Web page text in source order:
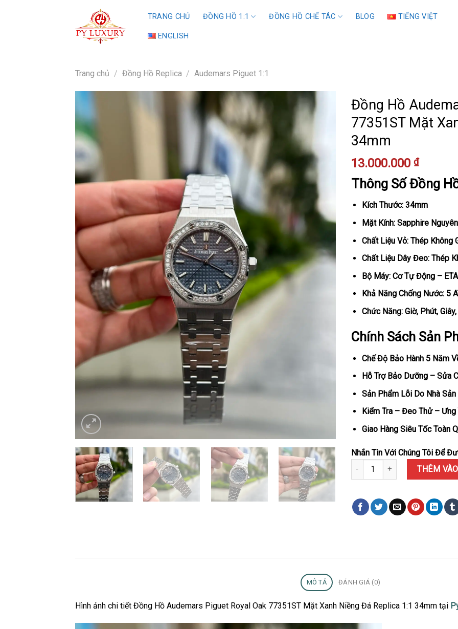
TRANG CHỦ ĐỒNG HỒ 1:1 ĐỒNG HỒ CHẾ TÁC BLOG TIẾNG VIỆT
ENGLISH
Trang chủ / Đồng Hồ Replica / Audemars Piguet 1:1
Đồng Hồ
77351ST Mặt
34mm
13.000.000 ₫
Thông Số Đồng
Kích Thước: 34mm
Mặt Kính: Sapphire
Chất Liệu Vỏ: Thép Không
Chất Liệu Dây Đeo: Thép
Bộ Máy: Cơ Tự Động –
Khả Năng Chống Nước: 5
Chức Năng: Giờ, Phút,
Chính Sách Sản
Chế Độ Bảo Hành 5 Năm
Hỗ Trợ Bảo Dưỡng – Sửa
Sản Phẩm Lỗi Do Nhà
Kiểm Tra – Đeo Thử – Ưng
Giao Hàng Siêu Tốc Toàn
Nhắn Tin Với Chúng Tôi Để
Đồng Hồ Audemars Piguet
THÊM
MÔ TẢ ĐÁNH GIÁ (0)
Hình ảnh chi tiết Đồng Hồ Audemars Piguet Royal Oak 77351ST Mặt Xanh Niềng Đá Replica 1:1 34mm tại